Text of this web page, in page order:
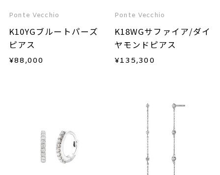
Ponte Vecchio
K10YGブルートパーズ
ピアス
¥88,000
Ponte Vecchio
K18WGサファイア/ダイ
ヤモンドピアス
¥135,300